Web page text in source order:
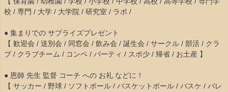
校 / 専門 / 大学 / 大学院 / 研究室 / ラボ /
● 集まりでの サプライズプレゼント
【 歓迎会 / 送別会 / 同窓会 / 飲み会 / 誕生会 / サークル / 部活 / クラ
ブ / クラブチーム / コンペ / パーティ / スポ少 / 帰省 / お土産 】
● 恩師 先生 監督 コーチ への お礼 などに！
【 サッカー / 野球 / ソフトボール / バスケットボール / バスケ / バレ